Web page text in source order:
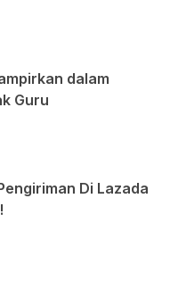
dalam
Guru
Di Lazada